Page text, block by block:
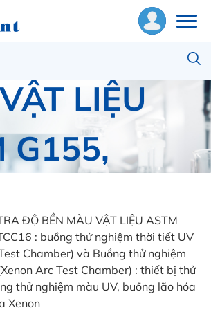
BỀN
LIỆU
G155,
bị khác
TRA ĐỘ BỀN MÀU VẬT LIỆU ASTM
ĐỘ BỀN MÀU VẬT LIỆU ASTM
: buồng thử nghiệm thời tiết UV
Chamber) và Buồng thử nghiệm
Arc Test Chamber) : thiết bị thử
thử nghiệm màu UV, buồng lão hóa
Xenon